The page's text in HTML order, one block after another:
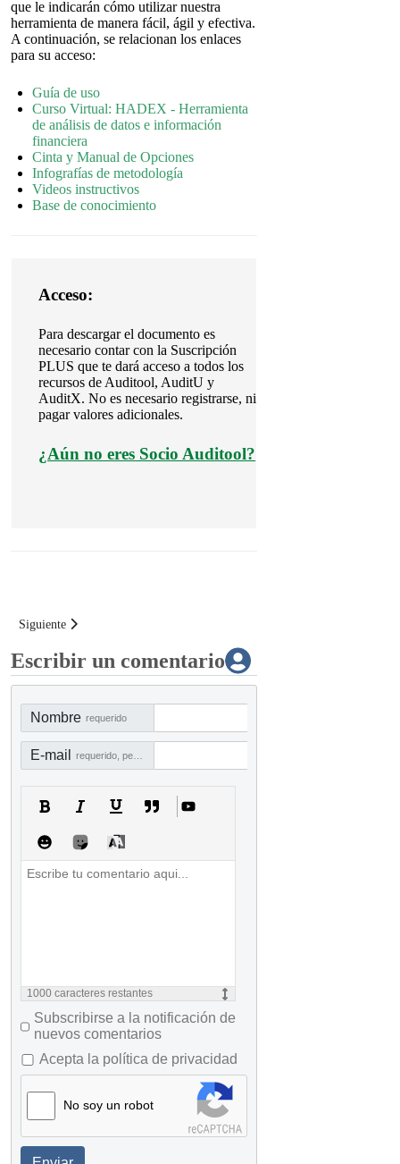
que le indicarán cómo utilizar nuestra
herramienta de manera fácil, ágil y efectiva.
A continuación, se relacionan los enlaces
para su acceso:
Guía de uso
Curso Virtual: HADEX - Herramienta
de análisis de datos e información
financiera
Cinta y Manual de Opciones
Infografías de metodología
Videos instructivos
Base de conocimiento
Acceso:
Para descargar el documento es
necesario contar con la Suscripción
PLUS que te dará acceso a todos los
recursos de Auditool, AuditU y
AuditX. No es necesario registrarse, ni
pagar valores adicionales.
¿Aún no eres Socio Auditool?
Artículo siguiente: HADEX - Herramienta de Análisis de Datos e
Siguiente
Escribir un comentario
Nombre requerido
E-mail
1000 caracteres restantes
Subscribirse a la notificación de
nuevos comentarios
Acepta la política de privacidad
No soy un robot